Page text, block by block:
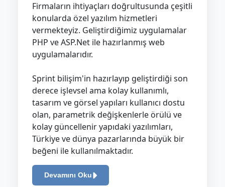
Firmaların ihtiyaçları doğrultusunda çeşitli
konularda özel yazılım hizmetleri
vermekteyiz. Geliştirdiğimiz uygulamalar
PHP ve ASP.Net ile hazırlanmış web
uygulamalarıdır.
Sprint bilişim'in hazırlayıp geliştirdiği son
derece işlevsel ama kolay kullanımlı,
tasarım ve görsel yapıları kullanıcı dostu
olan, parametrik değişkenlerle örülü ve
kolay güncellenir yapıdaki yazılımları,
Türkiye ve dünya pazarlarında büyük bir
beğeni ile kullanılmaktadır.
Devamını Oku